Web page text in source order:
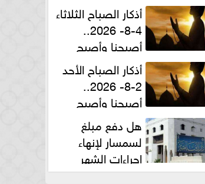
لله والحمد للهأذكار الصباح الثلاثاء
4-8- 2026..
أصبحنا وأصبح
لله والحمد للهأذكار الصباح الأحد
2-8- 2026..
أصبحنا وأصبح
لله والحمد للههل دفع مبلغ
لسمسار لإنهاء
إجراءات الشهر
حلال؟.. أمين الفتوى يجيب